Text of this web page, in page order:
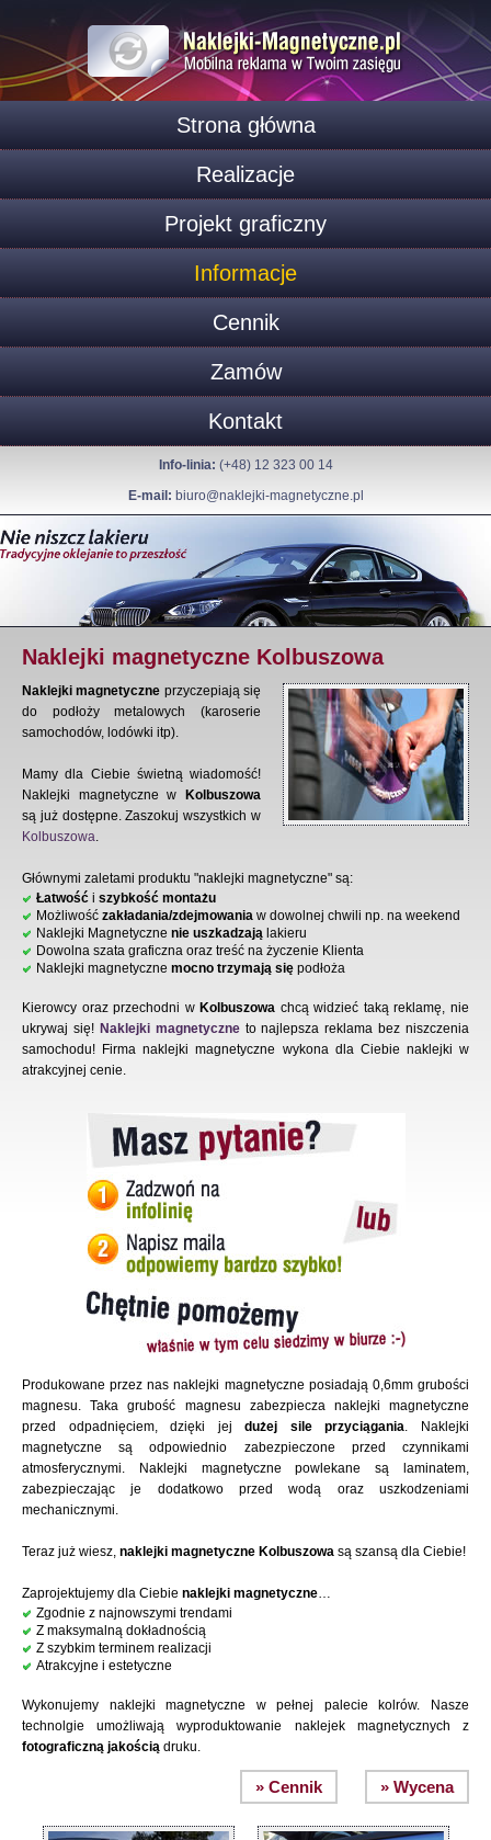
Strona główna
Realizacje
Projekt graficzny
Informacje
Cennik
Zamów
Kontakt
Info-linia: (+48) 12 323 00 14
E-mail: biuro@naklejki-magnetyczne.pl
Naklejki magnetyczne Kolbuszowa
Naklejki magnetyczne przyczepiają się
do podłoży metalowych (karoserie
samochodów, lodówki itp).
Mamy dla Ciebie świetną wiadomość!
Naklejki magnetyczne w
Kolbuszowa
są już dostępne. Zaszokuj wszystkich w
Kolbuszowa.
Głównymi zaletami produktu "naklejki magnetyczne" są:
Łatwość i szybkość montażu
Możliwość zakładania/zdejmowania w dowolnej chwili np. na weekend
Naklejki Magnetyczne nie uszkadzają lakieru
Dowolna szata graficzna oraz treść na życzenie Klienta
Naklejki magnetyczne mocno trzymają się podłoża
Kierowcy oraz przechodni w Kolbuszowa chcą widzieć taką reklamę, nie
ukrywaj się! Naklejki magnetyczneto najlepsza reklama bez niszczenia
samochodu! Firma naklejki magnetyczne wykona dla Ciebie naklejki w
atrakcyjnej cenie.
Produkowane przez nas naklejki magnetyczne posiadają 0,6mm grubości
magnesu. Taka grubość magnesu zabezpiecza naklejki magnetyczne
przed odpadnięciem, dzięki jejdużej sile przyciągania. Naklejki
magnetyczne są odpowiednio zabezpieczone przed czynnikami
atmosferycznymi. Naklejki magnetyczne powlekane są laminatem,
zabezpieczając je dodatkowo przed wodą oraz uszkodzeniami
mechanicznymi.
Teraz już wiesz, naklejki magnetyczne Kolbuszowa są szansą dla Ciebie!
Zaprojektujemy dla Ciebie naklejki magnetyczne…
Zgodnie z najnowszymi trendami
Z maksymalną dokładnością
Z szybkim terminem realizacji
Atrakcyjne i estetyczne
Wykonujemy naklejki magnetyczne w pełnej palecie kolrów. Nasze
technolgie umożliwają wyproduktowanie naklejek magnetycznych z
fotograficzną jakością druku.
» Wycena
» Cennik